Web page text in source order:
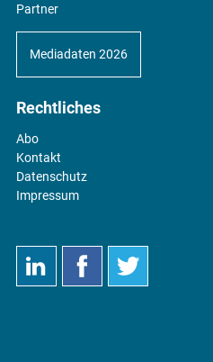
Partner
Mediadaten 2026
Rechtliches
Abo
Kontakt
Datenschutz
Impressum